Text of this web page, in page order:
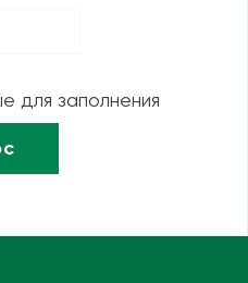
для заполнения